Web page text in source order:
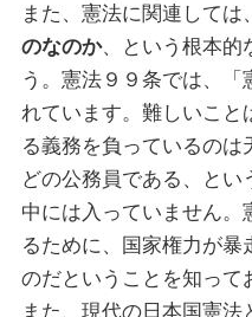
また、憲法に関連しては、
のなのか、という根本的
う。憲法９９条では、
れています。難しいこと
る義務を負っているの
どの公務員である、と
中には入っていません。
るために、国家権力が暴
のだということを知って
また、現代の日本国憲